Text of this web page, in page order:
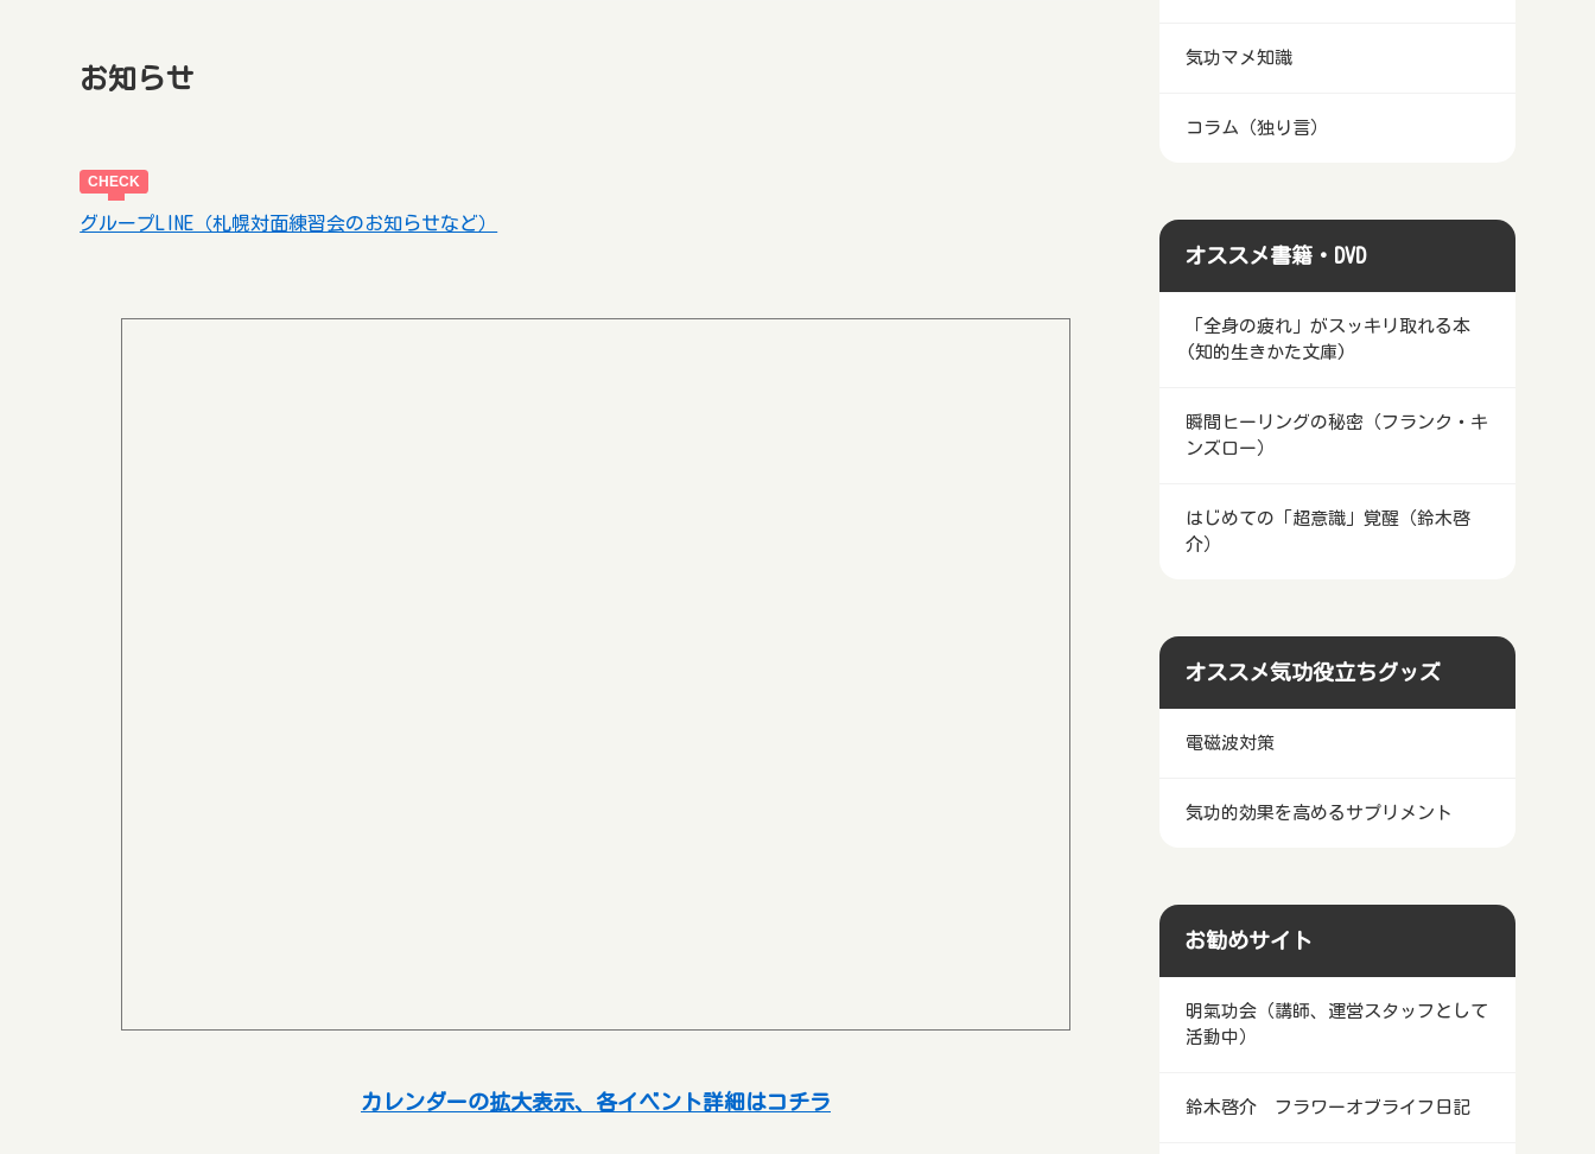
お知らせ
グループLINE（札幌対面練習会のお知らせなど）
カレンダーの拡大表示、各イベント詳細はコチラ
気功マメ知識
コラム（独り言）
オススメ書籍・DVD
「全身の疲れ」がスッキリ取れる本
(知的生きかた文庫)
瞬間ヒーリングの秘密（フランク・キ
ンズロー）
はじめての「超意識」覚醒（鈴木啓
介）
オススメ気功役立ちグッズ
電磁波対策
気功的効果を高めるサプリメント
お勧めサイト
明氣功会（講師、運営スタッフとして
活動中）
鈴木啓介 フラワーオブライフ日記